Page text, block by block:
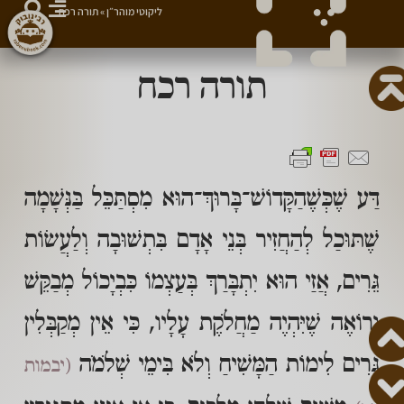
תורה רכח
דַּע שֶׁכְּשֶׁהַקָּדוֹשׁ־בָּרוּךְ־הוּא מִסְתַּכֵּל בַּנְּשָׁמָה
שֶׁתּוּכַל לְהַחֲזִיר בְּנֵי אָדָם בִּתְשׁוּבָה וְלַעֲשׂוֹת
גֵּרִים, אֲזַי הוּא יִתְבָּרַךְ בְּעַצְמוֹ כִּבְיָכוֹל מְבַקֵּשׁ
וְרוֹאֶה שֶׁיִּהְיֶה מַחֲלֹקֶת עָלָיו, כִּי אֵין מְקַבְּלִין
גֵּרִים לִימוֹת הַמָּשִׁיחַ וְלֹא בִּימֵי שְׁלֹמֹה (יבמות
ליקוטי מוהר״ן»תורה רכח